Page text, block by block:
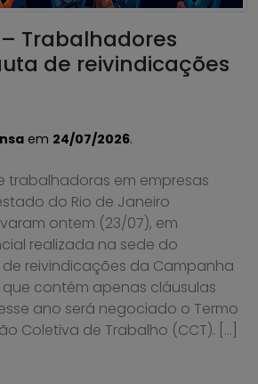
Trabalhadores
de reivindicações
em 24/07/2026.
trabalhadoras em empresas
do Rio de Janeiro
ontem (23/07), em
realizada na sede do
reivindicações da Campanha
que contém apenas cláusulas
ano será negociado o Termo
Coletiva de Trabalho (CCT). […]